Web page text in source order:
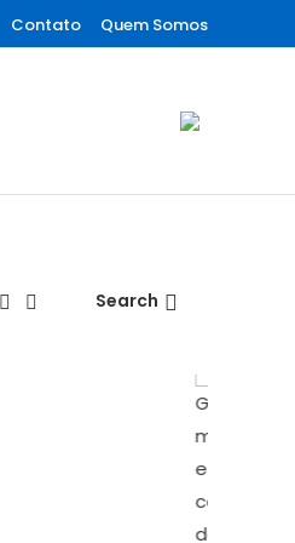
Contato Quem Somos
Search